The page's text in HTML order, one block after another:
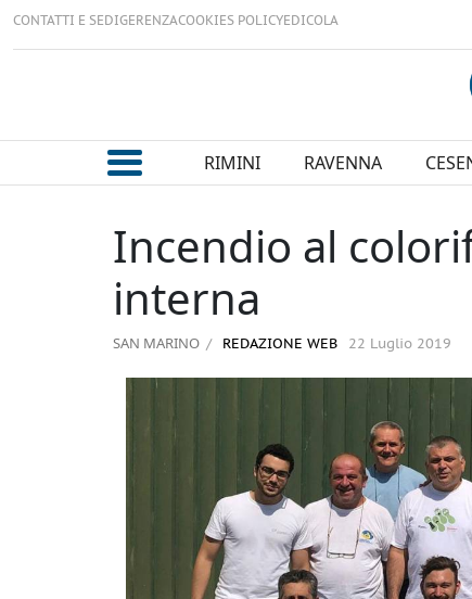
CONTATTI E SEDIGERENZACOOKIES POLICYEDICOLA
RIMINI RAVENNA
Incendio al
interna
SAN MARINO REDAZIONE WEB 22 Luglio 2019